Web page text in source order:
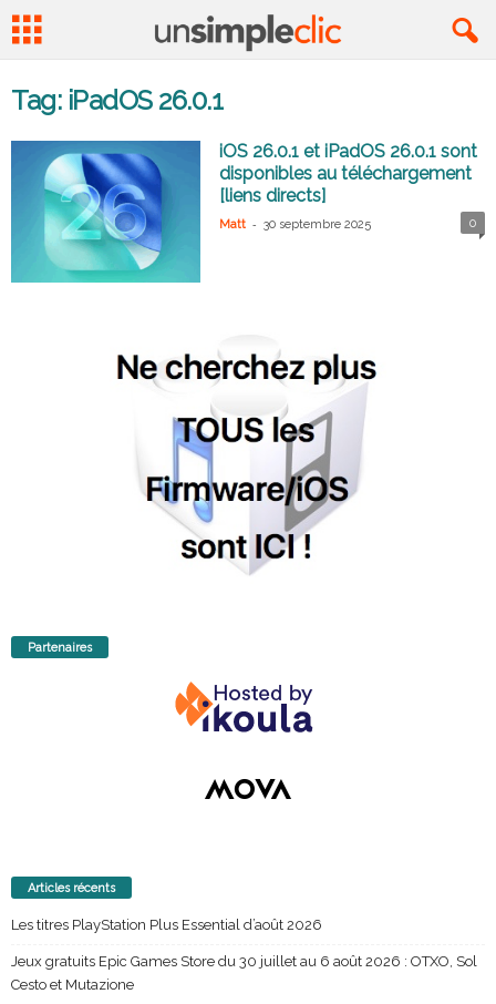
Tag: iPadOS 26.0.1
iOS 26.0.1 et iPadOS 26.0.1 sont
disponibles au téléchargement
[liens directs]
Matt - 30 septembre 2025 0
Partenaires
Articles récents
Les titres PlayStation Plus Essential d’août 2026
Jeux gratuits Epic Games Store du 30 juillet au 6 août 2026 : OTXO, Sol
Cesto et Mutazione